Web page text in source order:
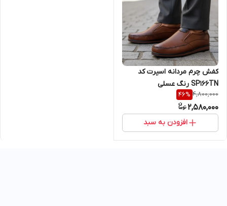
کفش چرم مردانه اسپرت کد
SP166TN رنگ عسلی
4,800,000
46%
2,580,000
افزودن به سبد